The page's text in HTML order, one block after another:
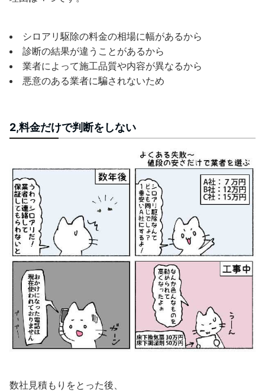
シロアリ駆除の料金の相場に幅があるから
診断の結果が違うことがあるから
業者によって施工品質や内容が異なるから
悪意のある業者に騙されないため
2,料金だけで判断をしない
数社見積もりをとった後、